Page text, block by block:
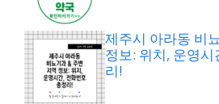
제주시 아라동 비
정보: 위치, 운영
리!